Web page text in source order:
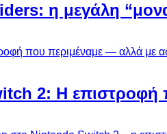
η μεγάλη
2: Η επιστροφή